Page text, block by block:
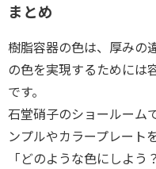
まとめ
樹脂容器の色は、厚みの
の色を実現するためには
です。
石堂硝子のショールーム
ンプルやカラープレート
「どのような色にしよ